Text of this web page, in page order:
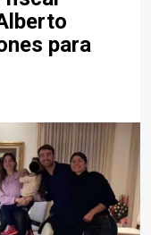
para